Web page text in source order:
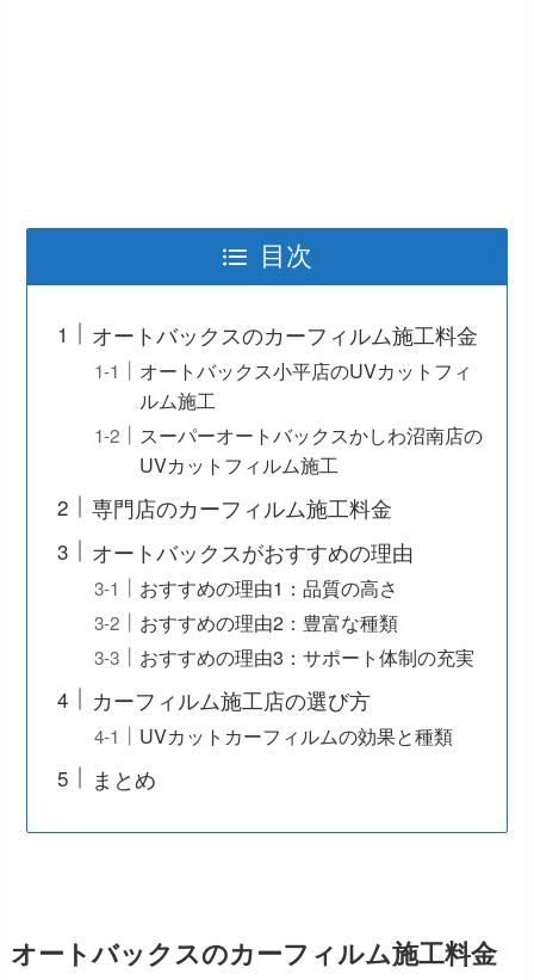
目次
オートバックスのカーフィルム施工料金
オートバックス小平店のUVカットフィ
ルム施工
スーパーオートバックスかしわ沼南店の
UVカットフィルム施工
専門店のカーフィルム施工料金
オートバックスがおすすめの理由
おすすめの理由1：品質の高さ
おすすめの理由2：豊富な種類
おすすめの理由3：サポート体制の充実
カーフィルム施工店の選び方
UVカットカーフィルムの効果と種類
まとめ
オートバックスのカーフィルム施工料金